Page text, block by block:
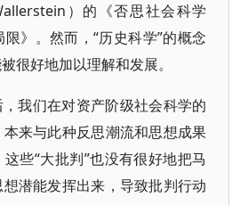
）的《否思社会科学
》。然而，“历史科学”的概念
很好地加以理解和发展。
我们在对资产阶级社会科学的
来与此种反思潮流和思想成果
些“大批判”也没有很好地把马
潜能发挥出来，导致批判行动